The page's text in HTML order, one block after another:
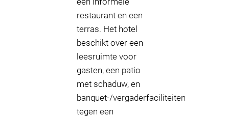
restaurant en een
terras. Het hotel
beschikt over een
leesruimte voor
gasten, een patio
met schaduw, en
banquet-/vergaderfaciliteiten
tegen een